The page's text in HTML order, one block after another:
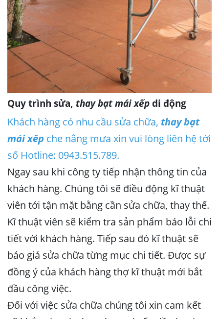
Quy trình sửa, thay bạt mái xếp di động
Khách hàng có nhu cầu sửa chữa, thay bạt
mái xêp che nắng mưa xin vui lòng liên hệ tới
số Hotline: 0943.515.789.
Ngay sau khi công ty tiếp nhận thông tin của
khách hàng. Chúng tôi sẽ điều động kĩ thuật
viên tới tận mặt bằng cần sửa chữa, thay thế.
Kĩ thuật viên sẽ kiểm tra sản phẩm báo lỗi chi
tiết với khách hàng. Tiếp sau đó kĩ thuật sẽ
báo giá sửa chữa từng mục chi tiết. Được sự
đồng ý của khách hàng thợ kĩ thuật mới bắt
đầu công việc.
Đối với việc sửa chữa chúng tôi xin cam kết